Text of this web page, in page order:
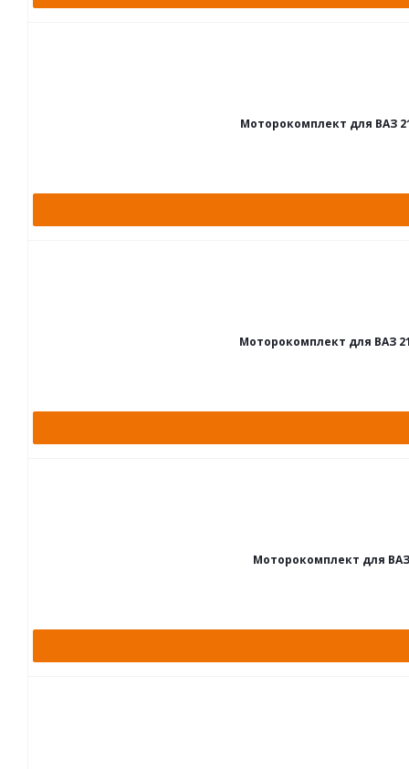
Моторокомплект для ВАЗ
Моторокомплект для ВАЗ
Моторокомплект для ВАЗ